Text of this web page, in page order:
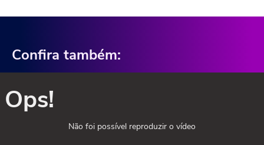
Confira também:
Ops!
Não foi possível reproduzir o vídeo